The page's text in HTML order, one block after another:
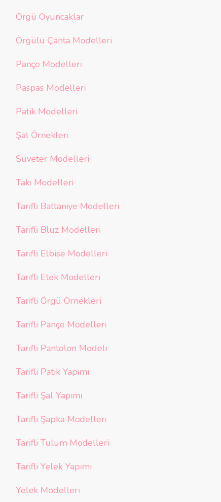
Örgü Oyuncaklar
Örgülü Çanta Modelleri
Panço Modelleri
Paspas Modelleri
Patik Modelleri
Şal Örnekleri
Süveter Modelleri
Takı Modelleri
Tarifli Battaniye Modelleri
Tarifli Bluz Modelleri
Tarifli Elbise Modelleri
Tarifli Etek Modelleri
Tarifli Örgü Örnekleri
Tarifli Panço Modelleri
Tarifli Pantolon Modeli
Tarifli Patik Yapımı
Tarifli Şal Yapımı
Tarifli Şapka Modelleri
Tarifli Tulum Modelleri
Tarifli Yelek Yapımı
Yelek Modelleri